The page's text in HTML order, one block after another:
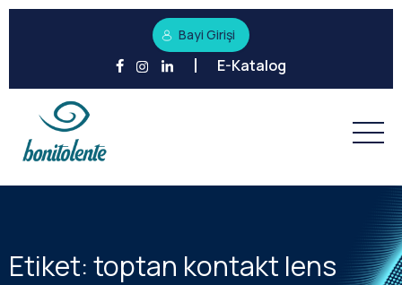
Bayi Girişi
E-Katalog
Etiket:toptan kontakt lens